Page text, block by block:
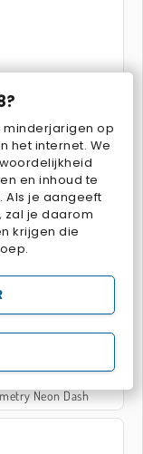
minderjarigen op
het internet. We
en inhoud te
Als je aangeeft
zal je daarom
krijgen die
Show 5
Race 3D
Neon Dash